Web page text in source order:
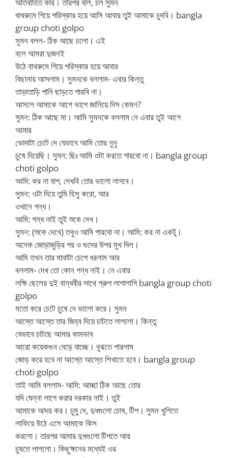
বাথরুমে গিয়ে পরিস্কার হয়ে আসি আবার তুই আমাকে চুদবি। bangla
group choti golpo
সুমন বলল- ঠিক আছে চলো। এই
বলে আমরা দুজনই
উঠে বাথরুমে গিয়ে পরিস্কার হয়ে আবার
বিছানায় আসলাম। সুমনকে বললাম- এবার কিন্তু
তাড়াতাড়ি পানি ছাড়তে পারবি না।
আসলে আমাকে আগে ভাগে জানিয়ে দিস কেমন?
সুমন: ঠিক আছে মা। আমি সুমনকে বললাম নে এবার তুই আগে
আমার
ভোদাটা চেটে দে যেভাবে আমি তোর নুনু
চুষে দিয়েছি। সুমন: ছিঃ আমি ওটা করতে পারবো না। bangla group
choti golpo
আমি: কর না বাপ, দেখবি তোর ভালো লাগবে।
সুমন: ওটা দিয়ে তুমি হিসু করো, আর
ওখানে গন্ধ।
আমি: গন্ধ নাই তুই শুকে দেখ।
সুমন: (শুকে দেখে) তবুও আমি পারবো না। আমি: কর না একটু।
অনেক জোড়াজুড়ির পর ও গুদের উপর মুখ দিল।
আমি তখন তার মাথাটা চেপে ধরলাম আর
বললাম- দেখ তো কোন গন্ধ নাই। নে এবার
লক্ষি ছেলের দুই বান্ধবীর সাথে গ্রুপ লাগালাগি bangla group choti
golpo
মতো করে চেটে চুষে দে ভালো করে। সুমন
আস্তে আস্তে তার জিহ্ব দিয়ে চাটতে লাগলো। কিন্তু
যেভাবে চাটছে আমার কামভাব
আরো কয়েকগুন বেড়ে যাচ্ছে। বুঝতে পারলাম
জোড় করে হবে না আস্তে আস্তে শিখাতে হবে। bangla group
choti golpo
তাই আমি বললাম- আমি: আচ্ছা ঠিক আছে তোর
যদি ঘেন্না লাগে করার দরকার নাই। তুই
আমাকে আদর কর। চুমু দে, দুধগুলো চোষ, টিপ। সুমন খুশিতে
লাফিয়ে উঠে এসে আমাকে কিস
করলো। তারপর আমার দুধগুলো টিপতে আর
চুষতে লাগলো। কিছুক্ষনের মধ্যেই ওর